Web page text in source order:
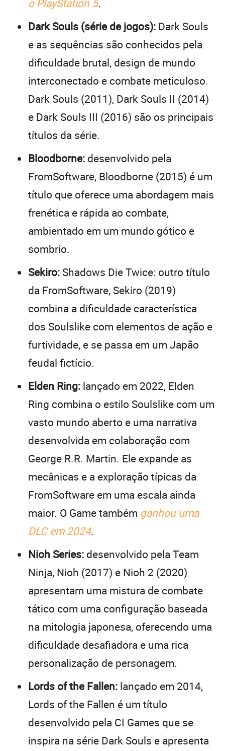
o PlayStation 5.
Dark Souls (série de jogos): Dark Souls
e as sequências são conhecidos pela
dificuldade brutal, design de mundo
interconectado e combate meticuloso.
Dark Souls (2011), Dark Souls II (2014)
e Dark Souls III (2016) são os principais
títulos da série.
Bloodborne: desenvolvido pela
FromSoftware, Bloodborne (2015) é um
título que oferece uma abordagem mais
frenética e rápida ao combate,
ambientado em um mundo gótico e
sombrio.
Sekiro: Shadows Die Twice: outro título
da FromSoftware, Sekiro (2019)
combina a dificuldade característica
dos Soulslike com elementos de ação e
furtividade, e se passa em um Japão
feudal fictício.
Elden Ring: lançado em 2022, Elden
Ring combina o estilo Soulslike com um
vasto mundo aberto e uma narrativa
desenvolvida em colaboração com
George R.R. Martin. Ele expande as
mecânicas e a exploração típicas da
FromSoftware em uma escala ainda
maior. O Game também ganhou uma
DLC em 2024.
Nioh Series: desenvolvido pela Team
Ninja, Nioh (2017) e Nioh 2 (2020)
apresentam uma mistura de combate
tático com uma configuração baseada
na mitologia japonesa, oferecendo uma
dificuldade desafiadora e uma rica
personalização de personagem.
Lords of the Fallen: lançado em 2014,
Lords of the Fallen é um título
desenvolvido pela CI Games que se
inspira na série Dark Souls e apresenta